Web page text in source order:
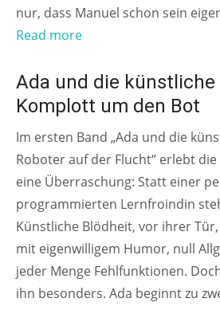
nur, dass Manuel schon sein
Read more
AB 10 JAHREN
Ada und die künstliche
Komplott um den Bot
Im ersten Band „Ada und die
Roboter auf der Flucht“ erlebt
eine Überraschung: Statt einer
programmierten Lernfroindin
Künstliche Blödheit, vor ihrer
mit eigenwilligem Humor, null
jeder Menge Fehlfunktionen.
ihn besonders. Ada beginnt zu